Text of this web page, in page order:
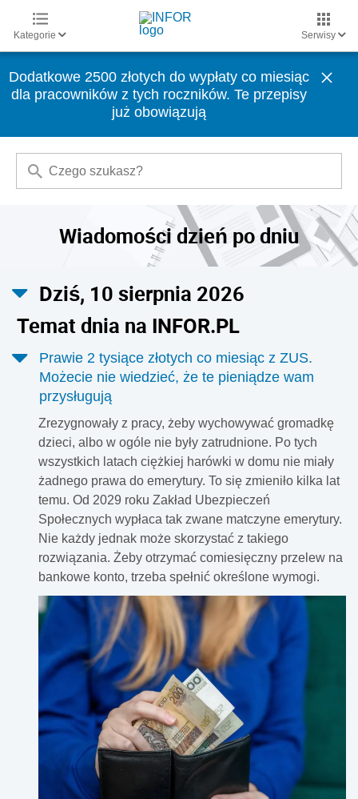
Kategorie Serwisy
Dodatkowe 2500 złotych do wypłaty co miesiąc
dla pracowników z tych roczników. Te przepisy
już obowiązują
Wiadomości dzień po dniu
Dziś, 10 sierpnia 2026
Temat dnia na INFOR.PL
Prawie 2 tysiące złotych co miesiąc z ZUS.
Możecie nie wiedzieć, że te pieniądze wam
przysługują
Zrezygnowały z pracy, żeby wychowywać gromadkę
dzieci, albo w ogóle nie były zatrudnione. Po tych
wszystkich latach ciężkiej harówki w domu nie miały
żadnego prawa do emerytury. To się zmieniło kilka lat
temu. Od 2029 roku Zakład Ubezpieczeń
Społecznych wypłaca tak zwane matczyne emerytury.
Nie każdy jednak może skorzystać z takiego
rozwiązania. Żeby otrzymać comiesięczny przelew na
bankowe konto, trzeba spełnić określone wymogi.